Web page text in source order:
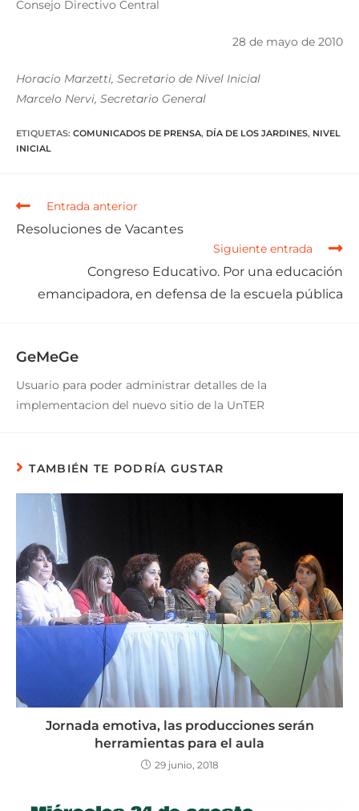
Consejo Directivo Central
28 de mayo de 2010
Horacio Marzetti, Secretario de Nivel Inicial
Marcelo Nervi, Secretario General
ETIQUETAS: COMUNICADOS DE PRENSA, DÍA DE LOS JARDINES, NIVEL
INICIAL
Entrada anterior
Resoluciones de Vacantes
Siguiente entrada
Congreso Educativo. Por una educación
emancipadora, en defensa de la escuela pública
GeMeGe
Usuario para poder administrar detalles de la
implementacion del nuevo sitio de la UnTER
TAMBIÉN TE PODRÍA GUSTAR
Jornada emotiva, las producciones serán
herramientas para el aula
29 junio, 2018